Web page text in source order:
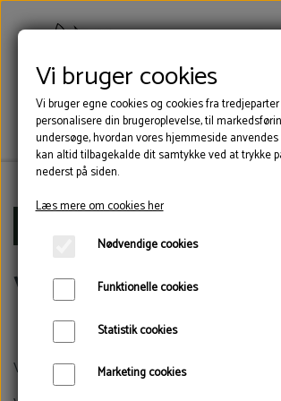
KLOVLIM
KLOVSKO
Værktøj
Værktøj til klovbeskæring og klovpleje.
Vi bruger cookies
Vi bruger egne cookies og cookies fra
personalisere din brugeroplevelse, til
undersøge, hvordan vores hjemmeside anvendes
kan altid tilbagekalde dit samtykke ved at trykke
nederst på siden.
Læs mere om cookies her
Nødvendige cookies
Funktionelle cookies
Statistik cookies
Marketing cookies